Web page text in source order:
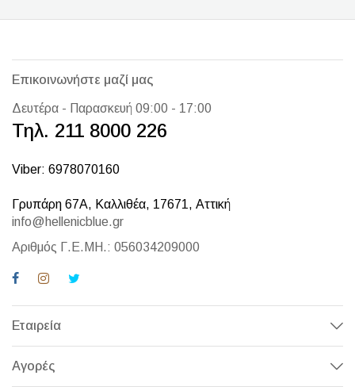
Επικοινωνήστε μαζί μας
Δευτέρα - Παρασκευή 09:00 - 17:00
Τηλ. 211 8000 226
Viber: 6978070160
Γρυπάρη 67Α, Καλλιθέα, 17671, Αττική
info@hellenicblue.gr
Αριθμός Γ.Ε.ΜΗ.: 056034209000
Εταιρεία
Αγορές